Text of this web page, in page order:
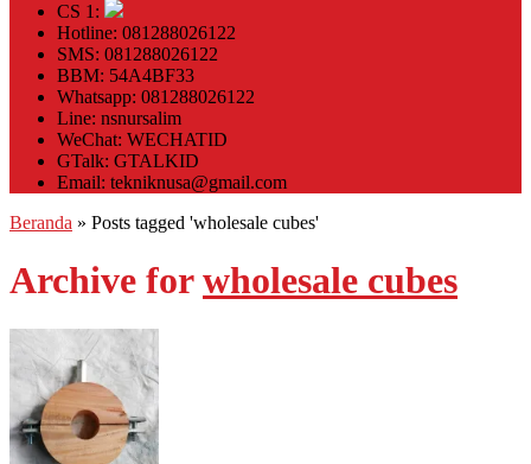
CS 1:
Hotline: 081288026122
SMS: 081288026122
BBM: 54A4BF33
Whatsapp: 081288026122
Line: nsnursalim
WeChat: WECHATID
GTalk: GTALKID
Email: tekniknusa@gmail.com
Beranda » Posts tagged 'wholesale cubes'
Archive forwholesale cubes